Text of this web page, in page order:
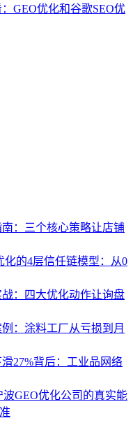
GEO优化和谷歌SEO优
南：三个核心策略让店铺
化的4层信任链模型：从0
战：四大优化动作让询盘
：涂料工厂从亏损到月
27%背后：工业品网络
GEO优化公司的真实能